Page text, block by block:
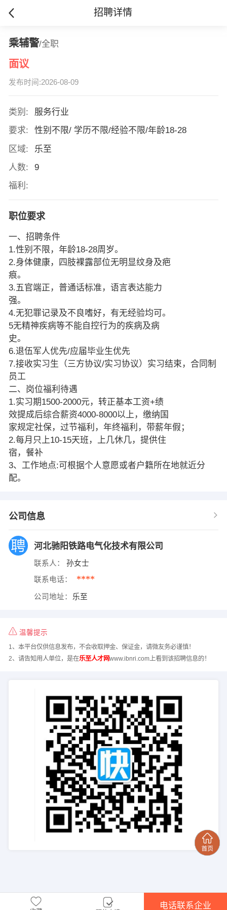
招聘详情
乘辅警/全职
面议
发布时间:2026-08-09
类别:
服务行业
要求:
性别不限/ 学历不限/经验不限/年龄18-28
区域:
乐至
人数:
9
福利:
职位要求
一、招聘条件
1.性别不限，年龄18-28周岁。
2.身体健康，四肢裸露部位无明显纹身及疤
痕。
3.五官端正，普通话标准，语言表达能力
强。
4.无犯罪记录及不良嗜好，有无经验均可。
5无精神疾病等不能自控行为的疾病及病
史。
6.退伍军人优先/应届毕业生优先
7.接收实习生（三方协议/实习协议）实习结束，合同制
员工
二、岗位福利待遇
1.实习期1500-2000元，转正基本工资+绩
效提成后综合薪资4000-8000以上，缴纳国
家规定社保，过节福利，年终福利，带薪年假；
2.每月只上10-15天班，上几休几，提供住
宿，餐补
3、工作地点:可根据个人意愿或者户籍所在地就近分
配。
公司信息
河北驰阳铁路电气化技术有限公司
联系人： 孙女士
联系电话： ****
公司地址： 乐至
温馨提示
1、本平台仅供信息发布，不会收取押金、保证金，请微友务必谨慎！
2、请告知用人单位，是在乐至人才网www.ibnri.com上看到该招聘信息的！
电话联系企业